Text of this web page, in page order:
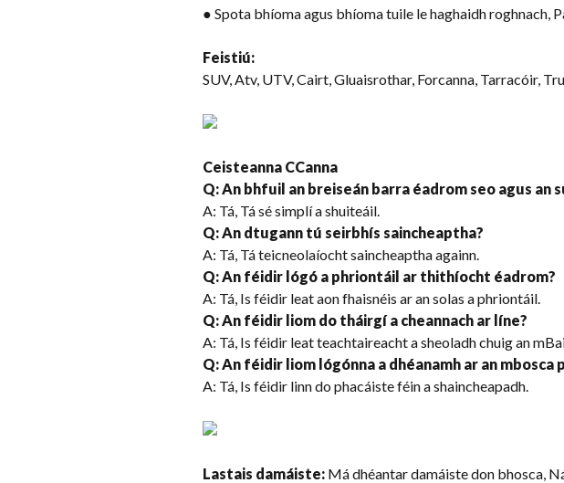
● Spota bhíoma agus bhíoma tuile le haghaidh roghnach,
Feistiú:
SUV, Atv, UTV, Cairt, Gluaisrothar, Forcanna, Tarracóir,
Ceisteanna CCanna
Q: An bhfuil an breiseán barra éadrom seo agus an
A: Tá, Tá sé simplí a shuiteáil.
Q: An dtugann tú seirbhís saincheaptha?
A: Tá, Tá teicneolaíocht saincheaptha againn.
Q: An féidir lógó a phriontáil ar thithíocht éadrom?
A: Tá, Is féidir leat aon fhaisnéis ar an solas a phriontáil.
Q: An féidir liom do tháirgí a cheannach ar líne?
A: Tá, Is féidir leat teachtaireacht a sheoladh chuig an
Q: An féidir liom lógónna a dhéanamh ar an mbosca
A: Tá, Is féidir linn do phacáiste féin a shaincheapadh.
Lastais damáiste: Má dhéantar damáiste don bhosca,